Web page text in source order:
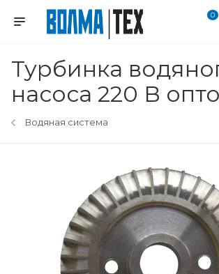
0
Турбинка
насоса 220 В
Водяная система